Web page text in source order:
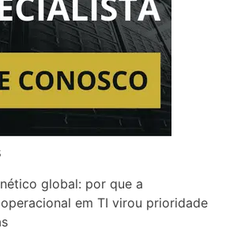
global: por que a
em TI virou prioridade